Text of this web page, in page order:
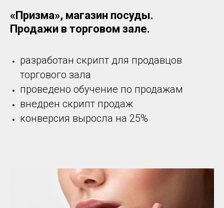
«Призма», магазин посуды.
Продажи в торговом зале.
разработан скрипт для продавцов
торгового зала
проведено обучение по продажам
внедрен скрипт продаж
конверсия выросла на 25%